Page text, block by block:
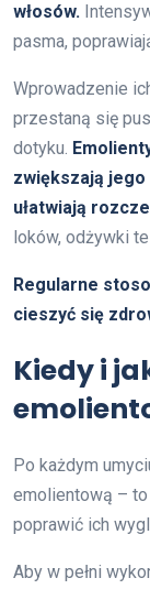
włosów.
pasma,
Wprowadzenie
przestaną się
dotyku.
zwiększają
ułatwiają
loków, odżywki
Regularne
cieszyć się
Kiedy i
Po każdym
emolientową –
poprawić ich
Aby w pełni